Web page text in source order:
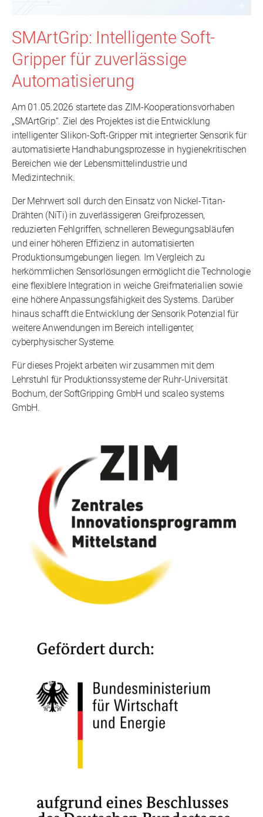
SMArtGrip: Intelligente Soft-
Gripper für zuverlässige
Automatisierung
Am 01.05.2026 startete das ZIM-Kooperationsvorhaben
„SMArtGrip“. Ziel des Projektes ist die Entwicklung
intelligenter Silikon-Soft-Gripper mit integrierter Sensorik für
automatisierte Handhabungsprozesse in hygienekritischen
Bereichen wie der Lebensmittelindustrie und
Medizintechnik.
Der Mehrwert soll durch den Einsatz von Nickel-Titan-
Drähten (NiTi) in zuverlässigeren Greifprozessen,
reduzierten Fehlgriffen, schnelleren Bewegungsabläufen
und einer höheren Effizienz in automatisierten
Produktionsumgebungen liegen. Im Vergleich zu
herkömmlichen Sensorlösungen ermöglicht die Technologie
eine flexiblere Integration in weiche Greifmaterialien sowie
eine höhere Anpassungsfähigkeit des Systems. Darüber
hinaus schafft die Entwicklung der Sensorik Potenzial für
weitere Anwendungen im Bereich intelligenter,
cyberphysischer Systeme.
Für dieses Projekt arbeiten wir zusammen mit dem
Lehrstuhl für Produktionssysteme der Ruhr-Universität
Bochum, der SoftGripping GmbH und scaleo systems
GmbH.